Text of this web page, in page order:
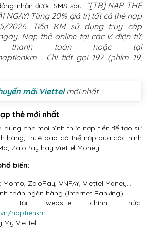
nhận được SMS sau: “[TB] NẠP THẺ
NGAY! Tặng 20% giá trị tất cả thẻ nạp
2026. Tiền KM sử dụng truy cập
Nạp thẻ online tại các ví điện tử,
thanh toán hoặc tại
. Chi tiết gọi 197 (phím 19,
mãi Viettelmới nhất
thẻ mới nhất
dụng cho mọi hình thức nạp tiền để tạo sự
hàng, thuê bao có thể nạp qua các hình
ZaloPay hay Viettel Money.
biến:
Momo, ZaloPay, VNPAY, Viettel Money…
toán ngân hàng (Internet Banking)
tại website chính thức:
naptienkm
My Viettel